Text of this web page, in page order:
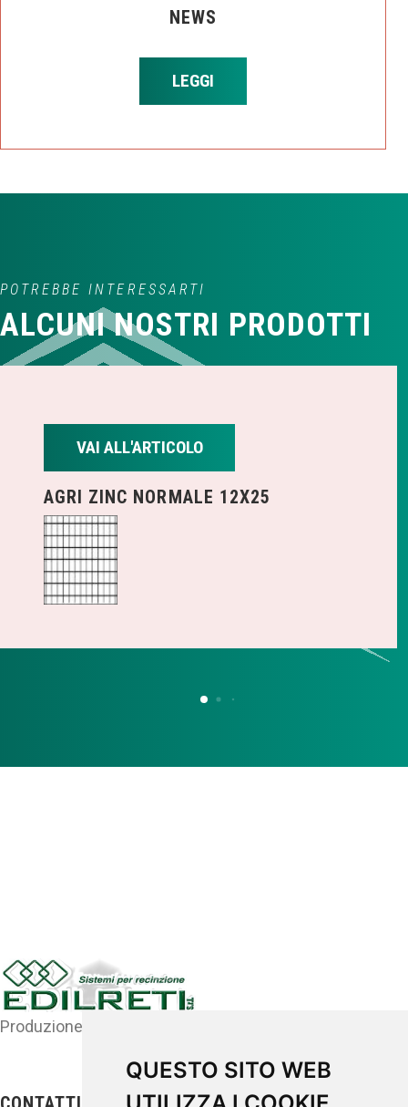
QUESTO SITO WEB
NEWS
LEGGI
POTREBBE INTERESSARTI
ALCUNI NOSTRI PRODOTTI
VAI ALL'ARTICOLO
AGRI ZINC NORMALE 12X25
Produzione di sistemi per recinzione